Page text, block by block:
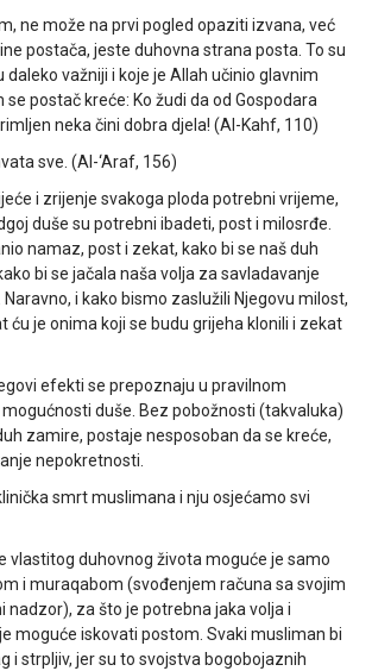
ne može na prvi pogled opaziti izvana, već
postača, jeste duhovna strana posta. To su
daleko važniji i koje je Allah učinio glavnim
postač kreće: Ko žudi da od Gospodara
neka čini dobra djela! (Al-Kahf, 110)
sve. (Al-‘Araf, 156)
i zrijenje svakoga ploda potrebni vrijeme,
duše su potrebni ibadeti, post i milosrđe.
namaz, post i zekat, kako bi se naš duh
bi se jačala naša volja za savladavanje
i kako bismo zaslužili Njegovu milost,
ću je onima koji se budu grijeha klonili i zekat
efekti se prepoznaju u pravilnom
duše. Bez pobožnosti (takvaluka)
zamire, postaje nesposoban da se kreće,
nepokretnosti.
smrt muslimana i nju osjećamo svi
vlastitog duhovnog života moguće je samo
i muraqabom (svođenjem računa sa svojim
nadzor), za što je potrebna jaka volja i
moguće iskovati postom. Svaki musliman bi
i strpljiv, jer su to svojstva bogobojaznih